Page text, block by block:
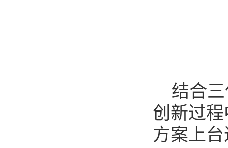
结合
创新过
方案上